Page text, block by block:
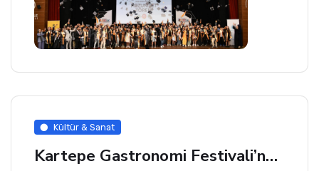
Kültür & Sanat
Kartepe Gastronomi Festivali’ne Yoğun Katılım